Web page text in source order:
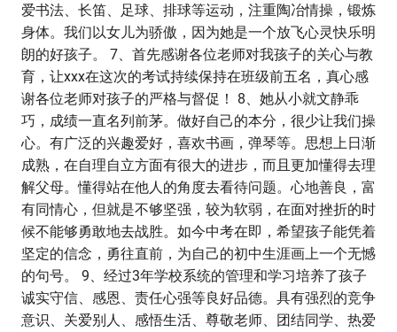
爱书法、长笛、足球、排球等运动，注重陶冶情操，锻炼
身体。我们以女儿为骄傲，因为她是一个放飞心灵快乐明
朗的好孩子。 7、首先感谢各位老师对我孩子的关心与教
育，让xxx在这次的考试持续保持在班级前五名，真心感
谢各位老师对孩子的严格与督促！ 8、她从小就文静乖
巧，成绩一直名列前茅。做好自己的本分，很少让我们操
心。有广泛的兴趣爱好，喜欢书画，弹琴等。思想上日渐
成熟，在自理自立方面有很大的进步，而且更加懂得去理
解父母。懂得站在他人的角度去看待问题。心地善良，富
有同情心，但就是不够坚强，较为软弱，在面对挫折的时
候不能够勇敢地去战胜。如今中考在即，希望孩子能凭着
坚定的信念，勇往直前，为自己的初中生涯画上一个无憾
的句号。 9、经过3年学校系统的管理和学习培养了孩子
诚实守信、感恩、责任心强等良好品德。具有强烈的竞争
意识、关爱别人、感悟生活、尊敬老师、团结同学、热爱